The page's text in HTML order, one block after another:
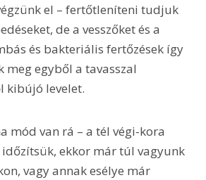
el – fertőtleníteni tudjuk
de a vesszőket és a
és bakteriális fertőzések így
meg egyből a tavasszal
kibújó levelet.
mód van rá – a tél végi-kora
ekkor már túl vagyunk
vagy annak esélye már